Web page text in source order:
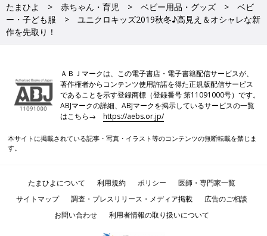
たまひよ 赤ちゃん・育児 ベビー用品・グッズ
ベビ
ー・子ども服
ユニクロキッズ2019秋冬♪高見え＆オシャレな新
作を先取り！
ＡＢＪマークは、この電子書店・電子書籍配信サービスが、
著作権者からコンテンツ使用許諾を得た正規版配信サービス
であることを示す登録商標（登録番号 第11091000号）です。
ABJマークの詳細、ABJマークを掲示しているサービスの一覧
はこちら→https://aebs.or.jp/
本サイトに掲載されている記事・写真・イラスト等のコンテンツの無断転載を禁じま
す。
たまひよについて 利用規約 ポリシー
医師・専門家一覧
サイトマップ
調査・プレスリリース・メディア掲載
広告のご相談
お問い合わせ
利用者情報の取り扱いについて